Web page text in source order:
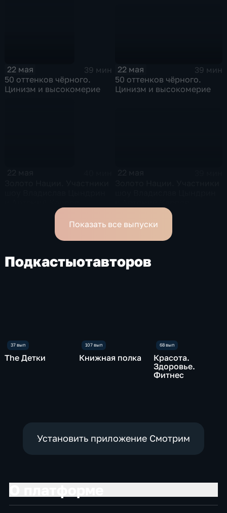
22 мая
39 мин
50 оттенков чёрного.
Цинизм и высокомерие
22 мая
39 мин
50 оттенков чёрного.
Цинизм и высокомерие
Показать все выпуски
Подкастыотавторов
The Детки Книжная полка
Красота.
Здоровье.
Фитнес
Установить приложение Смотрим